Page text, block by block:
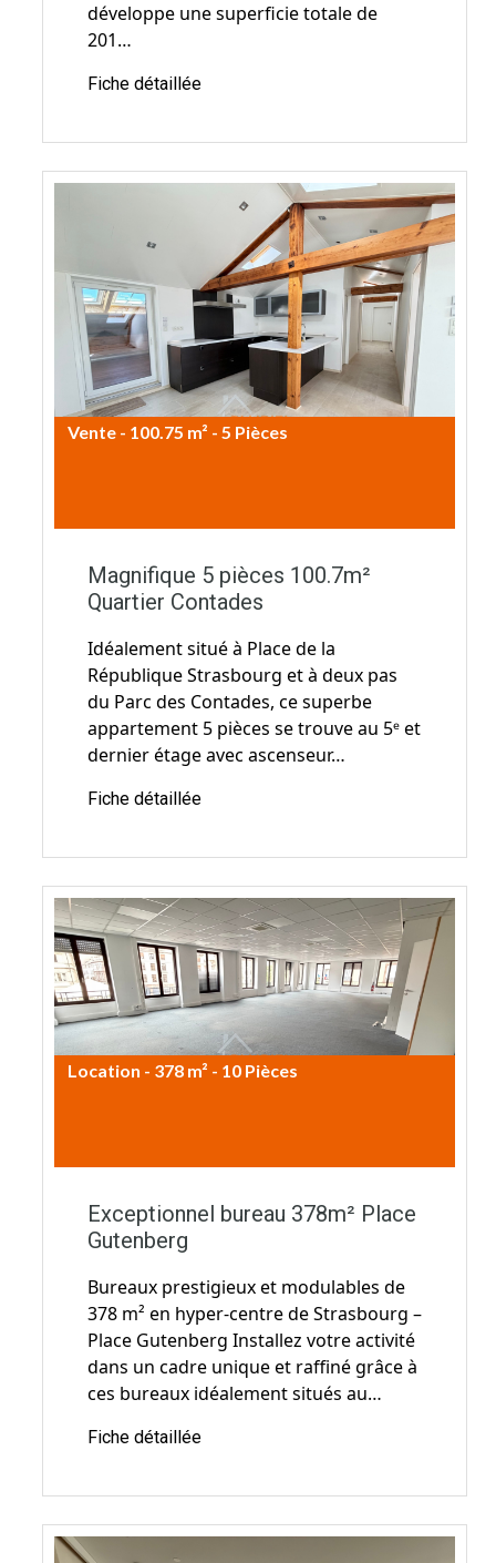
développe une superficie totale de
201…
Fiche détaillée
Vente - 100.75 m² - 5 Pièces
Magnifique 5 pièces 100.7m²
Quartier Contades
Idéalement situé à Place de la
République Strasbourg et à deux pas
du Parc des Contades, ce superbe
appartement 5 pièces se trouve au 5ᵉ et
dernier étage avec ascenseur…
Fiche détaillée
Location - 378 m² - 10 Pièces
Exceptionnel bureau 378m² Place
Gutenberg
Bureaux prestigieux et modulables de
378 m² en hyper-centre de Strasbourg –
Place Gutenberg Installez votre activité
dans un cadre unique et raffiné grâce à
ces bureaux idéalement situés au…
Fiche détaillée